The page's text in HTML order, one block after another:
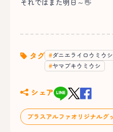
それではまた明日～👋
タグ ダニエライロウミウシ
ヤマブキウミウシ
シェア